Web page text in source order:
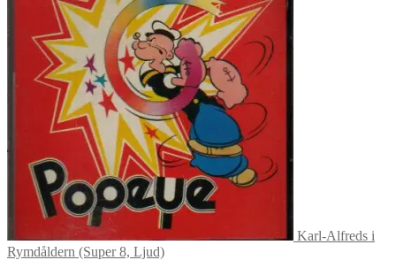
Karl-Alfreds i
Rymdåldern (Super 8, Ljud)